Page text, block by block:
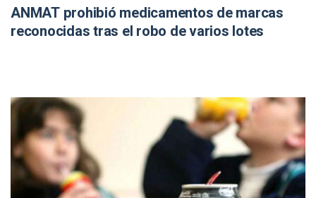
ANMAT prohibió medicamentos de marcas
reconocidas tras el robo de varios lotes